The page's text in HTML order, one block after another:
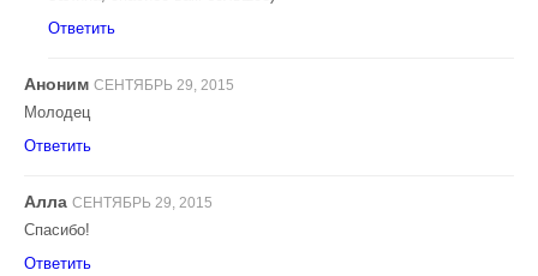
Ответить
Аноним СЕНТЯБРЬ 29, 2015
Молодец
Ответить
Алла СЕНТЯБРЬ 29, 2015
Спасибо!
Ответить